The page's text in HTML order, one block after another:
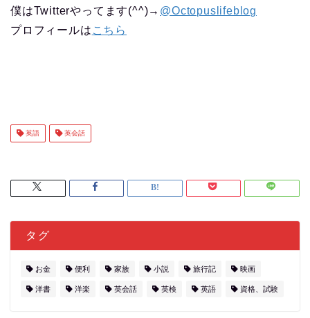
僕はTwitterやってます(^^)→ @Octopuslifeblog
プロフィールは こちら
英語 英会話
タグ
お金 便利 家族 小説 旅行記 映画
洋書 洋楽 英会話 英検 英語 資格、試験